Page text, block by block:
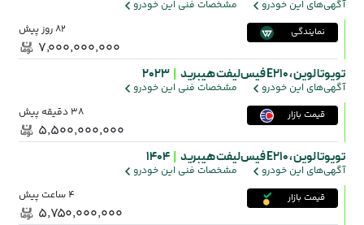
آگهی‌های این خودرو مشخصات فنی این خودرو
نمایندگی 82 روز پیش
۷٬۰۰۰٬۰۰۰٬۰۰۰
تویوتا لوین ،E210 فیس‌لیفت هیبرید 2023
آگهی‌های این خودرو مشخصات فنی این خودرو
قیمت بازار 38 دقیقه پیش
۵٬۵۰۰٬۰۰۰٬۰۰۰
تویوتا لوین ،E210 فیس‌لیفت هیبرید 1404
آگهی‌های این خودرو مشخصات فنی این خودرو
قیمت بازار 4 ساعت پیش
۵٬۷۵۰٬۰۰۰٬۰۰۰